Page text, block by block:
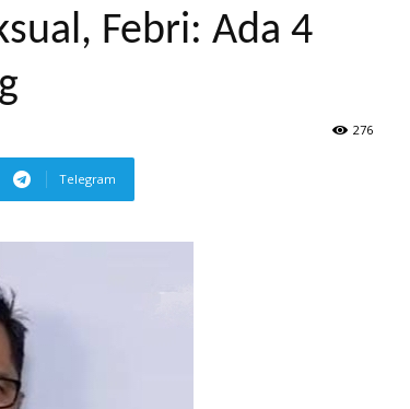
Febri: Ada 4
276
Telegram